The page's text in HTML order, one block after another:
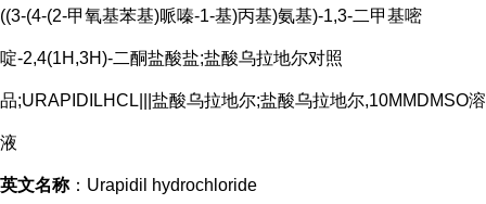
((3-(4-(2-甲氧基苯基)哌嗪-1-基)丙基)氨基)-1,3-二甲基嘧
啶-2,4(1H,3H)-二酮盐酸盐;盐酸乌拉地尔对照
品;URAPIDILHCL|||盐酸乌拉地尔;盐酸乌拉地尔,10MMDMSO溶
液
英文名称：Urapidil hydrochloride